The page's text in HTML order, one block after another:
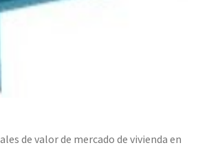
de valor de mercado de vivienda en